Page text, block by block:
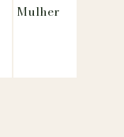
Mulher